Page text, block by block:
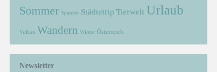
Sommer Spanien Städtetrip Tierwelt Urlaub
Vulkan Wandern Winter Österreich
Newsletter